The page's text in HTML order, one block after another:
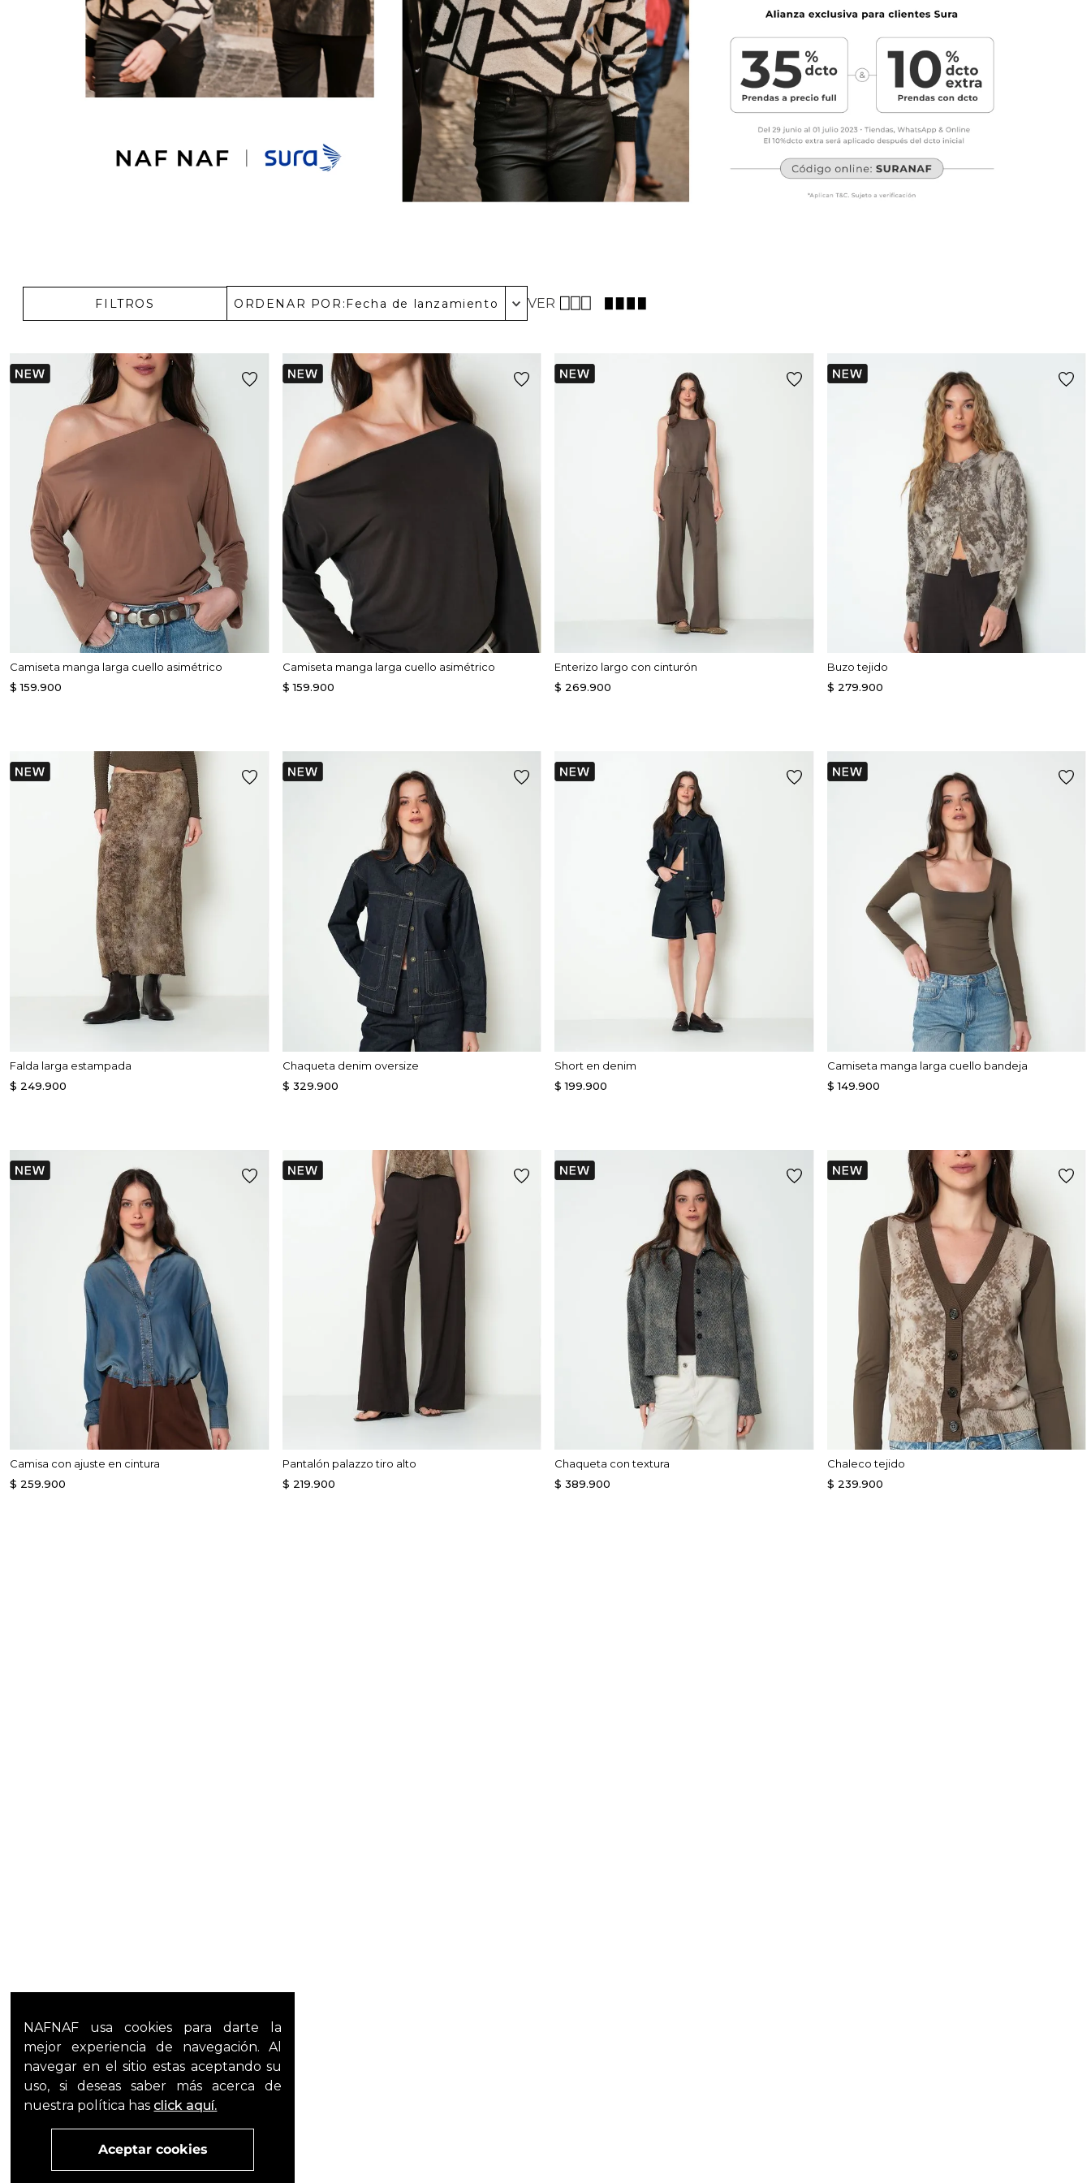
NAFNAF usa cookies para darte la
mejor experiencia de navegación. Al
navegar en el sitio estas aceptando su
uso, si deseas saber más acerca de
nuestra política has click aquí.
Aceptar cookies
Enterizos
Enterizos
FILTROS ORDENAR POR:Fecha de lanzamiento VER
Camiseta manga larga cuello asimétrico
$ 159.900
Camiseta manga larga cuello asimétrico
$ 159.900
Enterizo largo con cinturón
$ 269.900
Buzo tejido
$ 279.900
Falda larga estampada
$ 249.900
Chaqueta denim oversize
$ 329.900
Short en denim
$ 199.900
Camiseta manga larga cuello bandeja
$ 149.900
Camisa con ajuste en cintura
$ 259.900
Pantalón palazzo tiro alto
$ 219.900
Chaqueta con textura
$ 389.900
Chaleco tejido
$ 239.900